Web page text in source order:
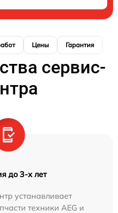
Цены Гарантия
сервис-
до 3-х лет
устанавливает
техники AEG и